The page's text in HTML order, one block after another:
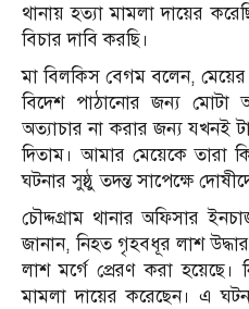
থানায় হত্যা মামলা দায়ের
বিচার দাবি করছি।
মা বিলকিস বেগম বলেন, মেয়ের
বিদেশ পাঠানোর জন্য মোটা
অত্যাচার না করার জন্য যখনই
দিতাম। আমার মেয়েকে তারা
ঘটনার সুষ্ঠু তদন্ত সাপেক্ষে
চৌদ্দগ্রাম থানার অফিসার
জানান, নিহত গৃহবধূর লাশ
লাশ মর্গে প্রেরণ করা হয়েছে।
মামলা দায়ের করেছেন। এ